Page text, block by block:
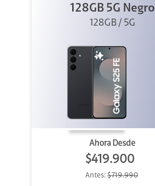
128GB 5G Negro
128GB / 5G
Ahora Desde
$419.900
Antes: $719.990